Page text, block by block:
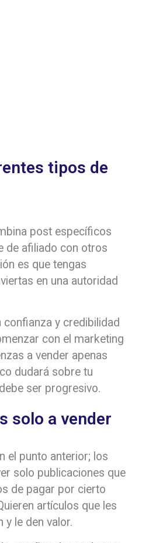
tipos de
post específicos
de afiliado con otros
es que tengas
en una autoridad
confianza y credibilidad
con el marketing
a vender apenas
dudará sobre tu
ser progresivo.
solo a vender
el punto anterior; los
solo publicaciones que
de pagar por cierto
artículos que les
y le den valor.